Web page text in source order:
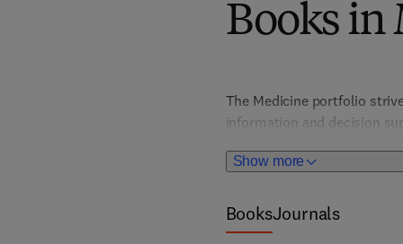
Books in
Show more
The Medicine portfolio
information and decision
Immunology, Pediatrics,
Disease, Goldman-Cecil
Lane Handbook, Fanaroff
BooksJournals